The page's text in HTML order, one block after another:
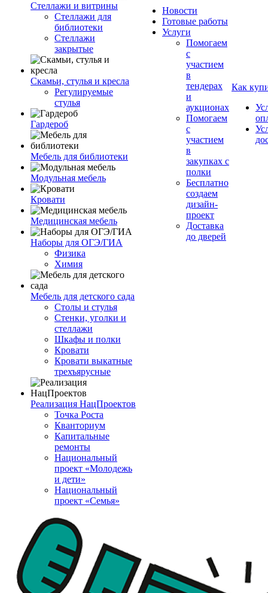
Стеллажи и витрины
Стеллажи для
библиотеки
Стеллажи
закрытые
Скамьи, стулья и кресла
Регулируемые
стулья
Гардероб
Мебель для библиотеки
Модульная мебель
Кровати
Медицинская мебель
Наборы для ОГЭ/ГИА
Физика
Химия
Мебель для детского сада
Столы и стулья
Стенки, уголки и
стеллажи
Шкафы и полки
Кровати
Кровати выкатные
трехъярусные
Реализация НацПроектов
Точка Роста
Кванториум
Капитальные
ремонты
Национальный
проект «Молодежь
и дети»
Национальный
проект «Семья»
Новости
Готовые работы
Услуги
Помогаем
с
участием
в
тендерах
и
аукционах
Помогаем
с
участием
в
закупках с
полки
Бесплатно
создаем
дизайн-
проект
Доставка
до дверей
Как